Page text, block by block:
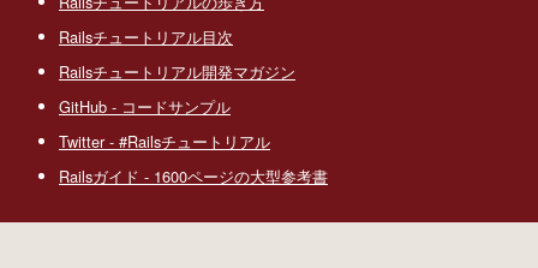
Railsチュートリアル目次
Railsチュートリアル開発マガジン
GitHub - コードサンプル
Twitter - #Railsチュートリアル
Railsガイド - 1600ページの大型参考書